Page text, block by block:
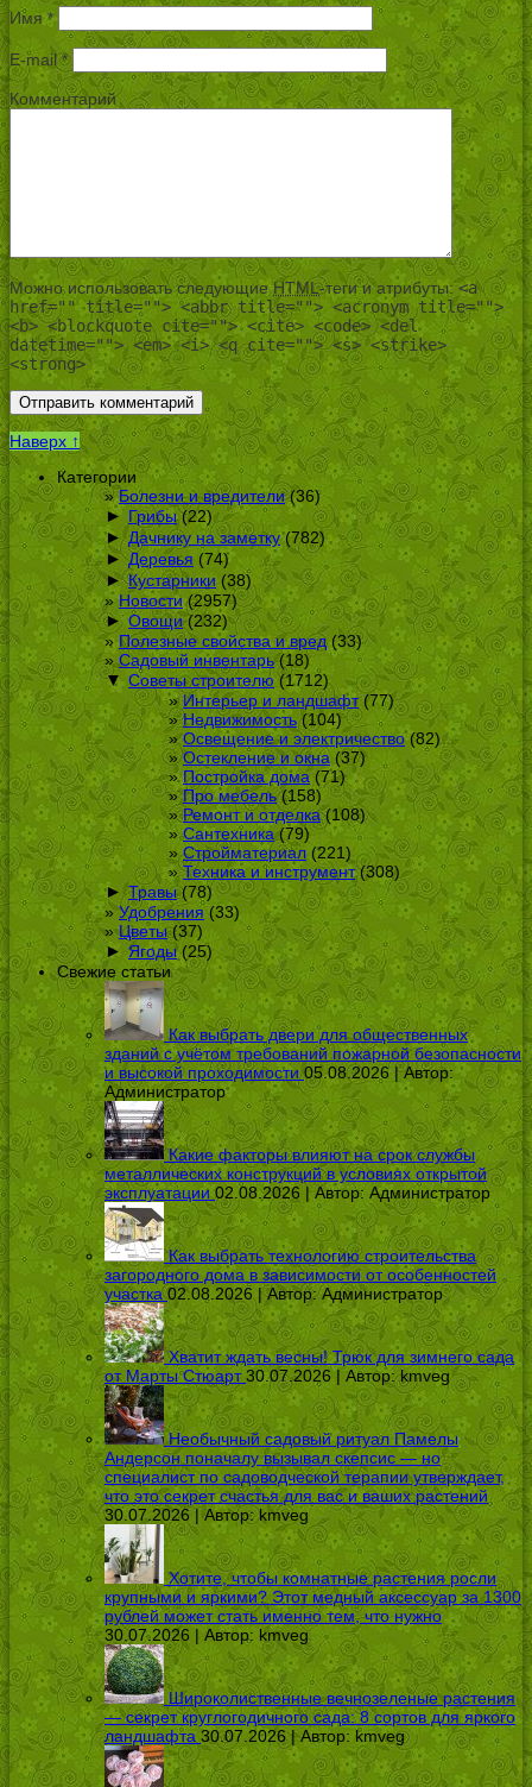
Имя*
E-mail*
Комментарий
Можно использовать следующиеHTML-теги и атрибуты:<a
href="" title=""> <abbr title=""> <acronym title="">
<b> <blockquote cite=""> <cite> <code> <del
datetime=""> <em> <i> <q cite=""> <s> <strike>
<strong>
Наверх ↑
Категории
Болезни и вредители(36)
► Грибы(22)
► Дачнику на заметку(782)
► Деревья (74)
► Кустарники (38)
Новости(2957)
► Овощи(232)
Полезные свойства и вред(33)
Садовый инвентарь(18)
▼ Советы строителю(1712)
Интерьер и ландшафт(77)
Недвижимость(104)
Освещение и электричество(82)
Остекление и окна (37)
Постройка дома (71)
Про мебель(158)
Ремонт и отделка(108)
Сантехника(79)
Стройматериал (221)
Техника и инструмент(308)
► Травы(78)
Удобрения(33)
Цветы(37)
► Ягоды(25)
Свежие статьи
Как выбрать двери для общественных
зданий с учётом требований пожарной безопасности
и высокой проходимости 05.08.2026 | Автор:
Администратор
Какие факторы влияют на срок службы
металлических конструкций в условиях открытой
эксплуатации 02.08.2026 | Автор: Администратор
Как выбрать технологию строительства
загородного дома в зависимости от особенностей
участка 02.08.2026 | Автор:Администратор
Хватит ждать весны! Трюк для зимнего сада
от Марты Стюарт 30.07.2026 | Автор:kmveg
Необычный садовый ритуал Памелы
Андерсон поначалу вызывал скепсис — но
специалист по садоводческой терапии утверждает,
что это секрет счастья для вас и ваших растений
30.07.2026 | Автор:kmveg
Хотите, чтобы комнатные растения росли
крупными и яркими? Этот медный аксессуар за 1300
рублей может стать именно тем, что нужно
30.07.2026 | Автор: kmveg
Широколиственные вечнозеленые растения
— секрет круглогодичного сада: 8 сортов для яркого
ландшафта 30.07.2026 | Автор: kmveg